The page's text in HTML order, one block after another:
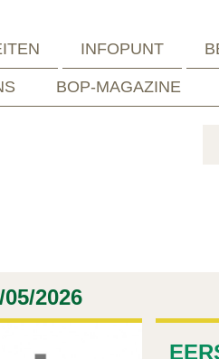
INFOPUNT
BOP-MAGAZINE
2026